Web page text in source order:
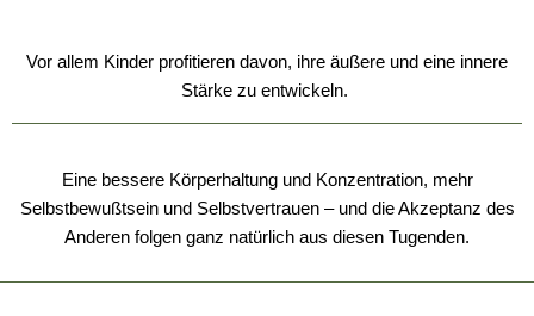
Vor allem Kinder profitieren davon, ihre äußere und eine innere
Stärke zu entwickeln.
Eine bessere Körperhaltung und Konzentration, mehr
Selbstbewußtsein und Selbstvertrauen – und die Akzeptanz des
Anderen folgen ganz natürlich aus diesen Tugenden.